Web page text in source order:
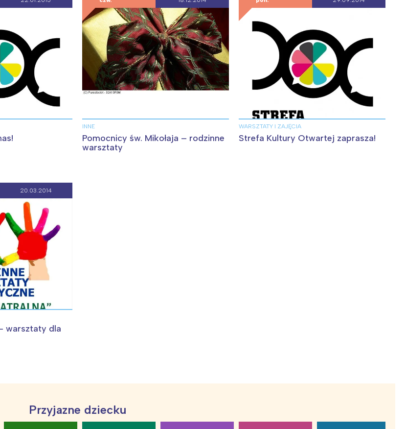
INNE
Pomocnicy św. Mikołaja – rodzinne
warsztaty
WARSZTATY I ZAJĘCIA
Strefa Kultury Otwartej zaprasza!
20.03.2014
warsztaty dla
Przyjazne dziecku
Północ
Wszystkie